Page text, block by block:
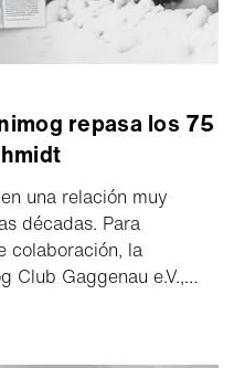
repasa los 75
una relación muy
décadas. Para
colaboración, la
Club Gaggenau e.V.,